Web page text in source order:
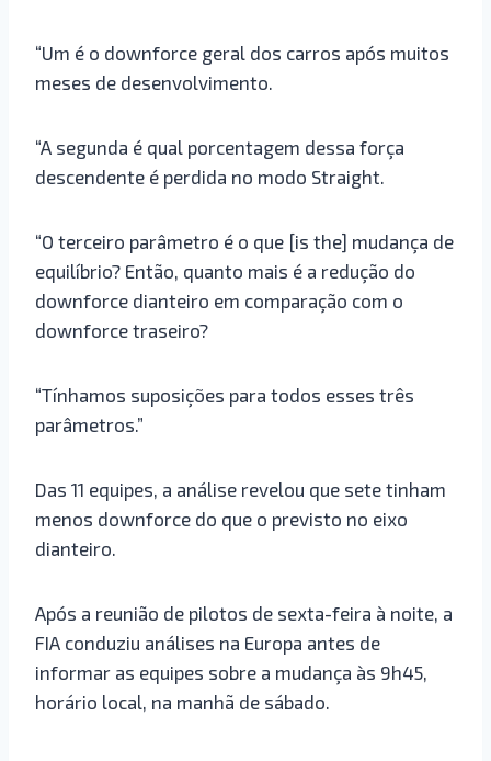
“Um é o downforce geral dos carros após muitos
meses de desenvolvimento.
“A segunda é qual porcentagem dessa força
descendente é perdida no modo Straight.
“O terceiro parâmetro é o que [is the] mudança de
equilíbrio? Então, quanto mais é a redução do
downforce dianteiro em comparação com o
downforce traseiro?
“Tínhamos suposições para todos esses três
parâmetros.”
Das 11 equipes, a análise revelou que sete tinham
menos downforce do que o previsto no eixo
dianteiro.
Após a reunião de pilotos de sexta-feira à noite, a
FIA conduziu análises na Europa antes de
informar as equipes sobre a mudança às 9h45,
horário local, na manhã de sábado.